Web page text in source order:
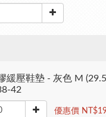
緩壓鞋墊 - 灰色 M
42
優惠價